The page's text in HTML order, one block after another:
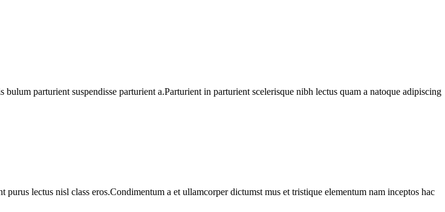
parturient suspendisse parturient a.Parturient in parturient scelerisque nibh lectus quam a natoque adipiscing
lectus nisl class eros.Condimentum a et ullamcorper dictumst mus et tristique elementum nam inceptos hac